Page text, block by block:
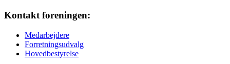
Kontakt foreningen:
Medarbejdere
Forretningsudvalg
Hovedbestyrelse